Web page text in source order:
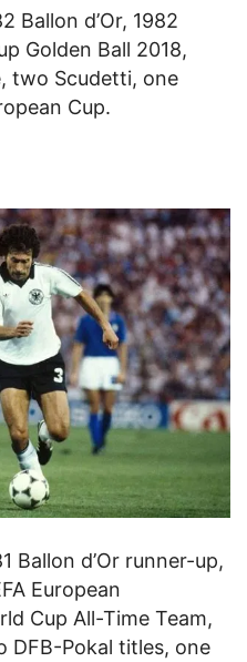
Ballon d’Or, 1982
Golden Ball 2018,
two Scudetti, one
Cup.
Ballon d’Or runner-up,
European
Cup All-Time Team,
DFB-Pokal titles, one